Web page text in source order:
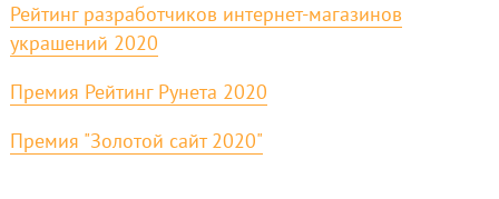
Рейтинг разработчиков интернет-магазинов
украшений 2020
Премия Рейтинг Рунета 2020
Премия "Золотой сайт 2020"